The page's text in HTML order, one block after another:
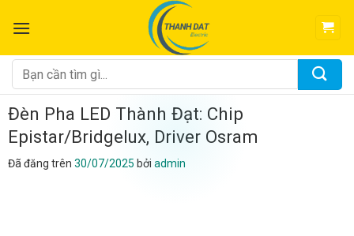
đến
dung
Tìm
kiếm:
Đèn Pha LED Thành Đạt: Chip
Epistar/Bridgelux, Driver Osram
Đã đăng trên 30/07/2025 bởi admin